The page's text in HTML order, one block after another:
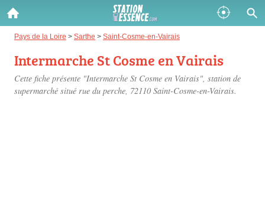
Pays de la Loire > Sarthe > Saint-Cosme-en-Vairais
Intermarche St Cosme en Vairais
Cette fiche présente "Intermarche St Cosme en Vairais", station de
supermarché situé rue du perche, 72110 Saint-Cosme-en-Vairais.
Gazole :
Disponible Épuisé
SP 98 :